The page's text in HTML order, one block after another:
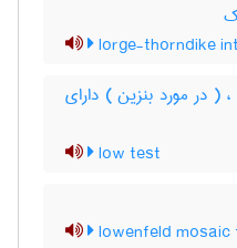
lorge-thorndike
( در مورد بنزین ) دارای
low test
lowenfeld